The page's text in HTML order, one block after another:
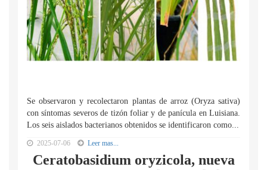
Se observaron y recolectaron plantas de arroz (Oryza sativa)
con síntomas severos de tizón foliar y de panícula en Luisiana.
Los seis aislados bacterianos obtenidos se identificaron como...
2025-07-06 Leer mas...
Ceratobasidium oryzicola, nueva